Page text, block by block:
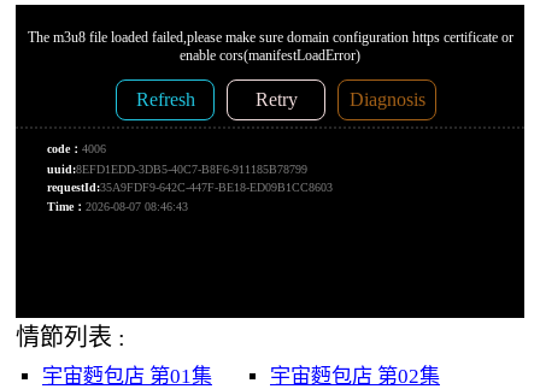
情節列表 :
宇宙麪包店 第01集
宇宙麪包店 第02集